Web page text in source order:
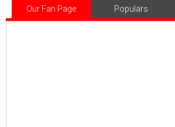
Our Fan Page Populars